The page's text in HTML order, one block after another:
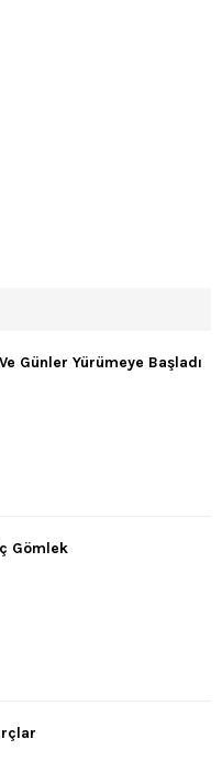
Günler Yürümeye Başladı
Gömlek